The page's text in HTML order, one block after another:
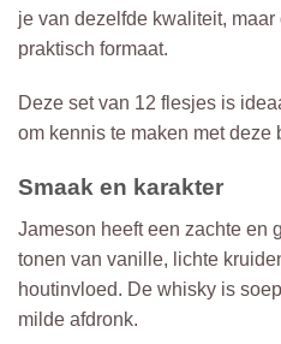
je van dezelfde kwaliteit,
praktisch formaat.
Deze set van 12 flesjes is
om kennis te maken met deze
Smaak en karakter
Jameson heeft een zachte en
tonen van vanille, lichte
houtinvloed. De whisky is
milde afdronk.